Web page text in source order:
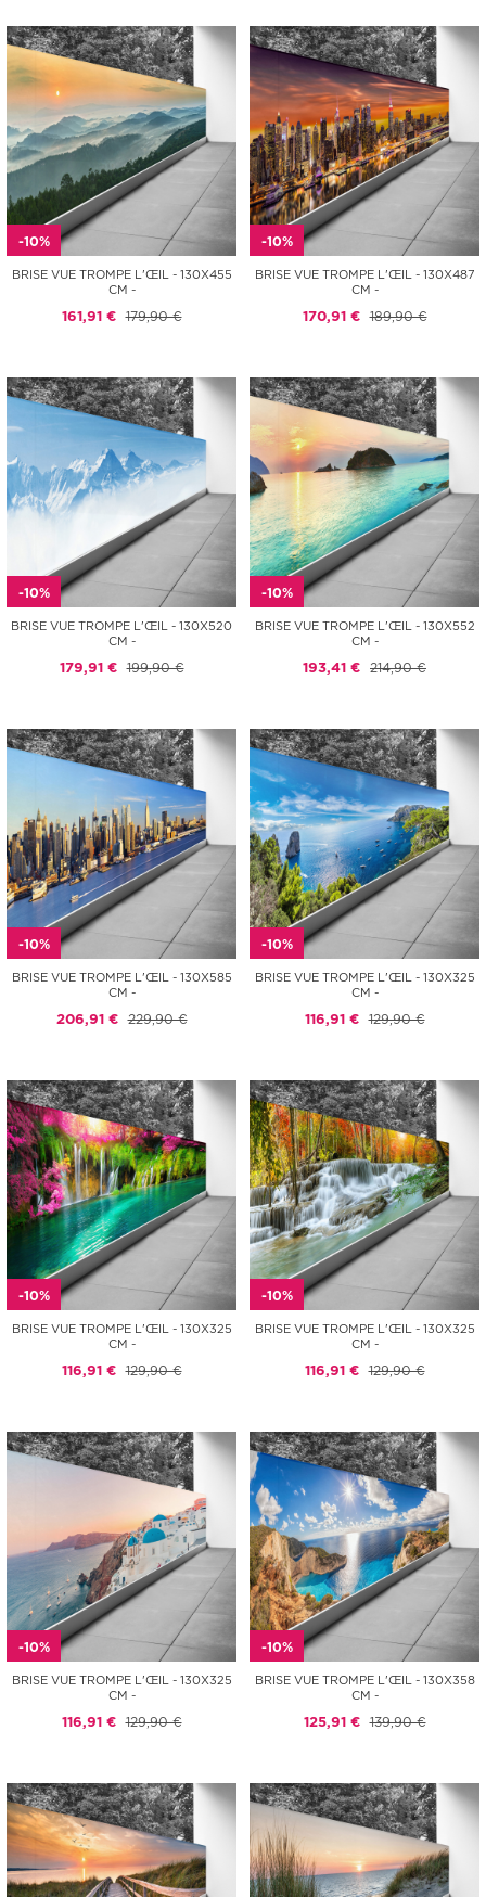
-10%
BRISE VUE TROMPE L'ŒIL - 130X455
CM -
161,91 € 179,90 €
-10%
BRISE VUE TROMPE L'ŒIL - 130X487
CM -
170,91 € 189,90 €
-10%
BRISE VUE TROMPE L'ŒIL - 130X520
CM -
179,91 € 199,90 €
-10%
BRISE VUE TROMPE L'ŒIL - 130X552
CM -
193,41 € 214,90 €
-10%
BRISE VUE TROMPE L'ŒIL - 130X585
CM -
206,91 € 229,90 €
-10%
BRISE VUE TROMPE L'ŒIL - 130X325
CM -
116,91 € 129,90 €
-10%
BRISE VUE TROMPE L'ŒIL - 130X325
CM -
116,91 € 129,90 €
-10%
BRISE VUE TROMPE L'ŒIL - 130X325
CM -
116,91 € 129,90 €
-10%
BRISE VUE TROMPE L'ŒIL - 130X325
CM -
116,91 € 129,90 €
-10%
BRISE VUE TROMPE L'ŒIL - 130X358
CM -
125,91 € 139,90 €